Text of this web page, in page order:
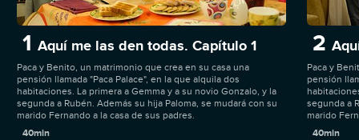
1 Aquí me las den todas. Capítulo 1
Paca y Benito, un matrimonio que crea en su casa una
pensión llamada "Paca Palace", en la que alquila dos
habitaciones. La primera a Gemma y a su novio Gonzalo, y la
segunda a Rubén. Además su hija Paloma, se mudará con su
marido Fernando a la casa de sus padres.
40min
2
Paca y
pensión
segunda a
marido
40min